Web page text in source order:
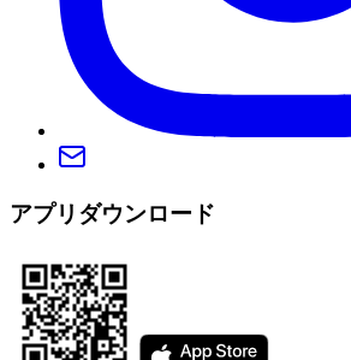
アプリダウンロード